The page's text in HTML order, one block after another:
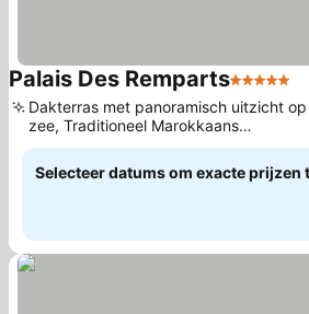
Palais Des Remparts5 Sterren
Dakterras met panoramisch uitzicht op
zee, Traditioneel Marokkaans
restaurant
Selecteer datums om exacte prijzen